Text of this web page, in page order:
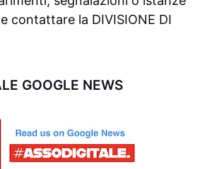
contattare la DIVISIONE DI
GOOGLE NEWS